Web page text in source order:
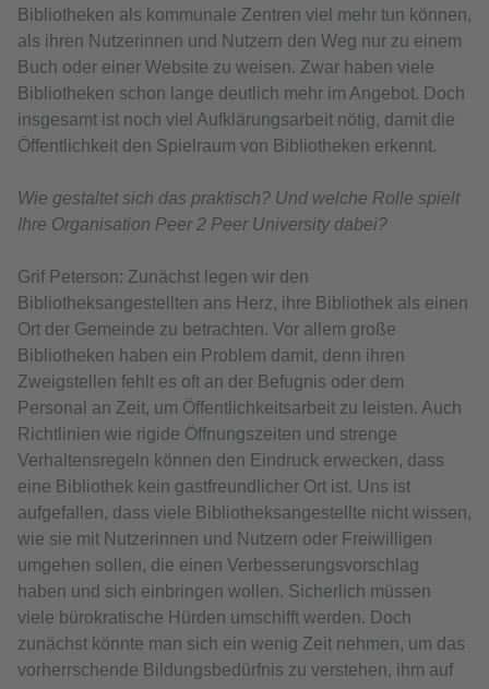
Bibliotheken als kommunale Zentren viel mehr tun können,
als ihren Nutzerinnen und Nutzern den Weg nur zu einem
Buch oder einer Website zu weisen. Zwar haben viele
Bibliotheken schon lange deutlich mehr im Angebot. Doch
insgesamt ist noch viel Aufklärungsarbeit nötig, damit die
Öffentlichkeit den Spielraum von Bibliotheken erkennt.
Wie gestaltet sich das praktisch? Und welche Rolle spielt
Ihre Organisation Peer 2 Peer University dabei?
Grif Peterson: Zunächst legen wir den
Bibliotheksangestellten ans Herz, ihre Bibliothek als einen
Ort der Gemeinde zu betrachten. Vor allem große
Bibliotheken haben ein Problem damit, denn ihren
Zweigstellen fehlt es oft an der Befugnis oder dem
Personal an Zeit, um Öffentlichkeitsarbeit zu leisten. Auch
Richtlinien wie rigide Öffnungszeiten und strenge
Verhaltensregeln können den Eindruck erwecken, dass
eine Bibliothek kein gastfreundlicher Ort ist. Uns ist
aufgefallen, dass viele Bibliotheksangestellte nicht wissen,
wie sie mit Nutzerinnen und Nutzern oder Freiwilligen
umgehen sollen, die einen Verbesserungsvorschlag
haben und sich einbringen wollen. Sicherlich müssen
viele bürokratische Hürden umschifft werden. Doch
zunächst könnte man sich ein wenig Zeit nehmen, um das
vorherrschende Bildungsbedürfnis zu verstehen, ihm auf